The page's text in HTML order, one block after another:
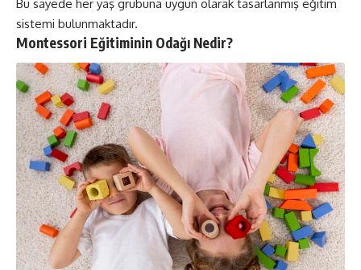
Bu sayede her yaş grubuna uygun olarak tasarlanmış eğitim
sistemi bulunmaktadır.
Montessori Eğitiminin Odağı Nedir?